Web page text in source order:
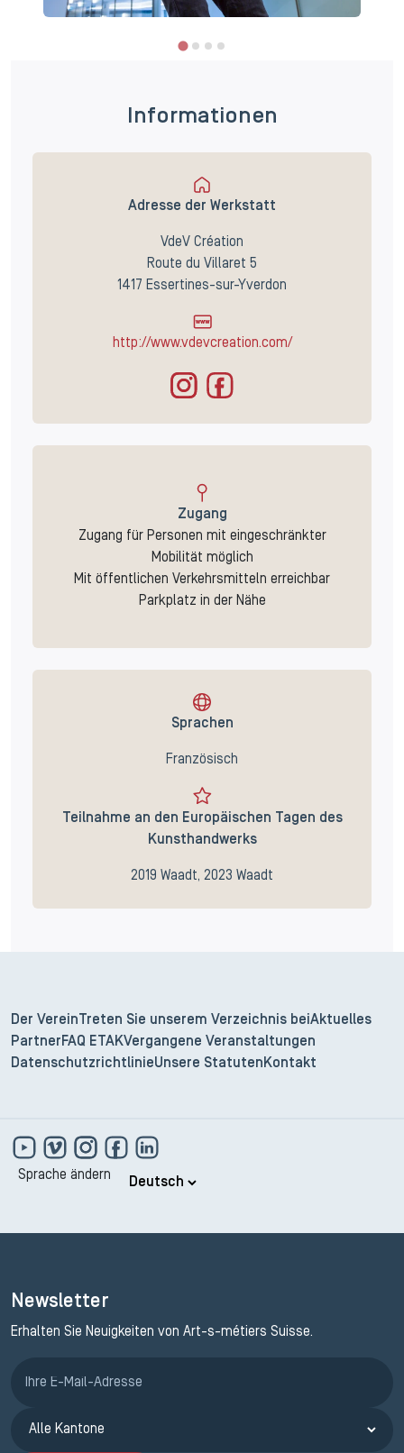
Informationen
Adresse der Werkstatt
VdeV Création
Route du Villaret 5
1417 Essertines-sur-Yverdon
http://www.vdevcreation.com/
Zugang
Zugang für Personen mit eingeschränkter
Mobilität möglich
Mit öffentlichen Verkehrsmitteln erreichbar
Parkplatz in der Nähe
Sprachen
Französisch
Teilnahme an den Europäischen Tagen des
Kunsthandwerks
2019 Waadt, 2023 Waadt
Der Verein Treten Sie unserem Verzeichnis bei Aktuelles
Partner FAQ ETAKVergangene Veranstaltungen
DatenschutzrichtlinieUnsere Statuten Kontakt
Sprache ändern
Newsletter
Erhalten Sie Neuigkeiten von Art-s-métiers Suisse.